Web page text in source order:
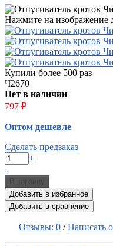
Нажмите на изображение
Купили более 500 раз
Ч2670
Нет в наличии
797 ₽
Оптом дешевле
Сделать предзаказ
+
-
Добавить в избранное
Добавить в сравнение
Отзывы: 0 /Написать